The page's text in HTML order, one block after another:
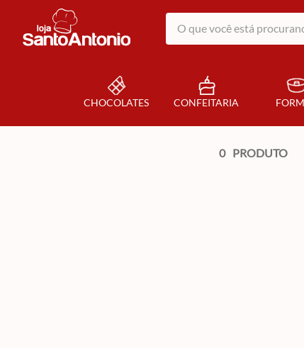
O que você está procurando?
CHOCOLATES CONFEITARIA
0 PRODUTO